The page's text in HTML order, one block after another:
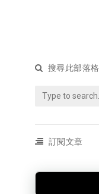
搜尋此部落格
訂閱文章